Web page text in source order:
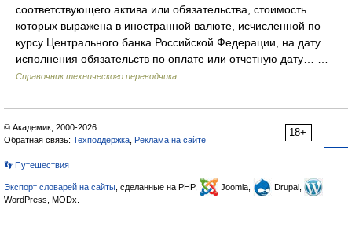
соответствующего актива или обязательства, стоимость
которых выражена в иностранной валюте, исчисленной по
курсу Центрального банка Российской Федерации, на дату
исполнения обязательств по оплате или отчетную дату… …
Справочник технического переводчика
18+
© Академик, 2000-2026
Обратная связь: Техподдержка Реклама на сайте
👣 Путешествия
Экспорт словарей на сайты , сделанные на PHP, Joomla,
Drupal,
WordPress, MODx.